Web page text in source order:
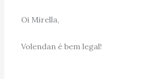
Oi Mirella,
Volendan é bem legal!